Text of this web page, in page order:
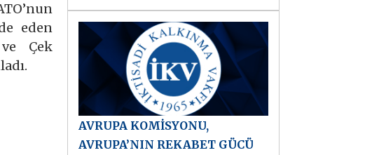
eden
Çek
AVRUPA KOMİSYONU,
AVRUPA’NIN REKABET GÜCÜ